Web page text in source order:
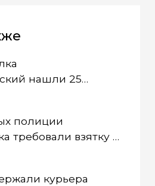
нашли 25
полиции
требовали взятку и
курьера